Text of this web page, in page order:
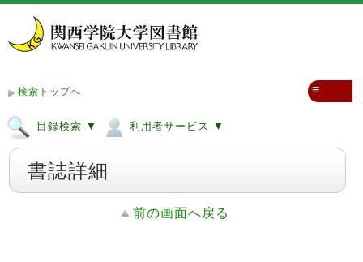
検索トップへ
目録検索 ▼ 利用者サービス ▼
≡
書誌詳細
前の画面へ戻る